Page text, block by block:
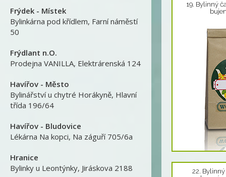
Frýdek - Místek
Bylinkárna pod křídlem, Farní náměstí
50
Frýdlant n.O.
Prodejna VANILLA, Elektrárenská 124
Havířov - Město
Bylinářství u chytré Horákyně, Hlavní
třída 196/64
Havířov - Bludovice
Lékárna Na kopci, Na záguří 705/6a
Hranice
Bylinky u Leontýnky, Jiráskova 2188
19. Bylinný
22.